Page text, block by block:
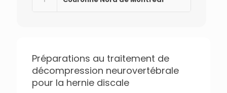
Préparations au traitement de
décompression neurovertébrale
pour la hernie discale